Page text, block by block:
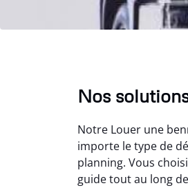
Nos
Notre Louer une
importe le type de
planning. Vous
guide tout au long